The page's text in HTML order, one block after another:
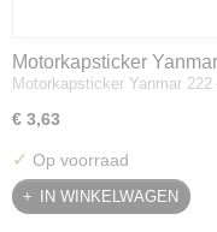
Motorkapsticker
Motorkapsticker Yanmar
€ 3,63
✓ Op voorraad
IN WINKELWAGEN